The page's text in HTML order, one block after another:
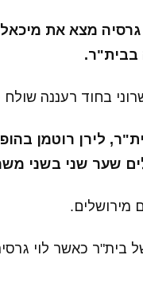
גרסיה מצא את
בבית"ר.
0-2 לבית"ר, לירן
שער שני בשני
של בית"ר כאשר